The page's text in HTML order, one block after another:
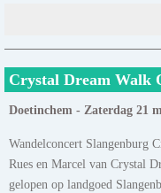
Crystal Dream Walk
Doetinchem - Zaterdag 21
Wandelconcert Slangenburg
Rues en Marcel van Crystal
gelopen op landgoed